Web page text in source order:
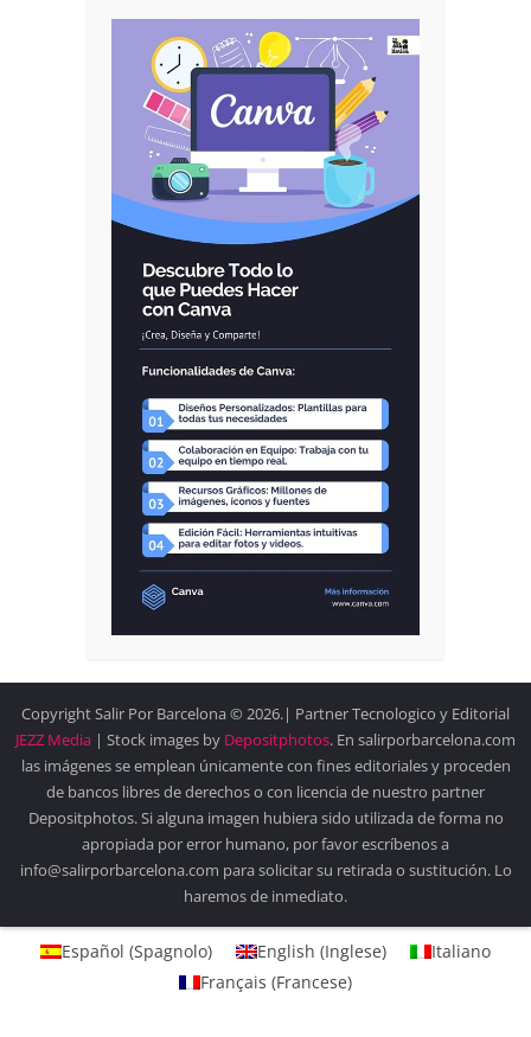
Copyright Salir Por Barcelona © 2026.| Partner Tecnologico y Editorial
JEZZ Media | Stock images by Depositphotos. En salirporbarcelona.com
las imágenes se emplean únicamente con fines editoriales y proceden
de bancos libres de derechos o con licencia de nuestro partner
Depositphotos. Si alguna imagen hubiera sido utilizada de forma no
apropiada por error humano, por favor escríbenos a
info@salirporbarcelona.com para solicitar su retirada o sustitución. Lo
haremos de inmediato.
Español (Spagnolo) English (Inglese)
Italiano
Français (Francese)